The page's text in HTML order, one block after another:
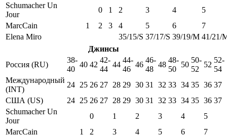
Schumacher Un
Jour
0 1 2 3 4
5
MarcCain
1 2 3 4 5 6
7
Elena Miro
35/15/S 37/17/S 39/19/M 41/21/
Джинсы
Россия (RU)
38-
40
40 42
42-
44
44
44-
46
46
46-
48
48
48-
50
50
50-
52
52
52-
54
Международный
(INT)
24 25 26 27 28 29 30 31 32 33 34 35 36 37
США (US)
24 25 26 27 28 29 30 31 32 33 34 35 36 37
Schumacher Un
Jour
0 1 2 3 4
5
MarcCain
1 2 3 4 5 6 7